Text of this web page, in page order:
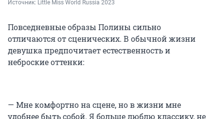
Источник: Little Miss World Russia 2023
Повседневные образы Полины сильно
отличаются от сценических. В обычной жизни
девушка предпочитает естественность и
неброские оттенки:
— Мне комфортно на сцене, но в жизни мне
удобнее быть собой. Я больше люблю классику, не